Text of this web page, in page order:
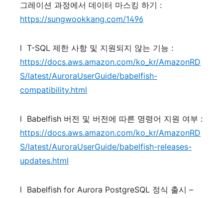
그레이션 과정에서 데이터 마스킹 하기 :
https://sungwookkang.com/1496
l T-SQL 제한 사항 및 지원되지 않는 기능 :
https://docs.aws.amazon.com/ko_kr/AmazonRD
S/latest/AuroraUserGuide/babelfish-
compatibility.html
l Babelfish 버전 및 버전에 따른 명령어 지원 여부 :
https://docs.aws.amazon.com/ko_kr/AmazonRD
S/latest/AuroraUserGuide/babelfish-releases-
updates.html
l Babelfish for Aurora PostgreSQL 정식 출시 –